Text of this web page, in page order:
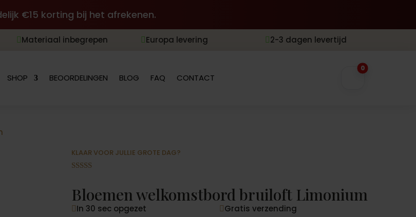
€15 korting bij het afrekenen.
 Materiaal inbegrepen  Europa levering  2-3 dagen levertijd
SHOP BEOORDELINGEN BLOG FAQ CONTACT
0
KLAAR VOOR JULLIE GROTE DAG?
gebaseerd
op
klantbeoord
Bloemen welkomstbord bruiloft Limonium
 In 30 sec opgezet  Gratis verzending